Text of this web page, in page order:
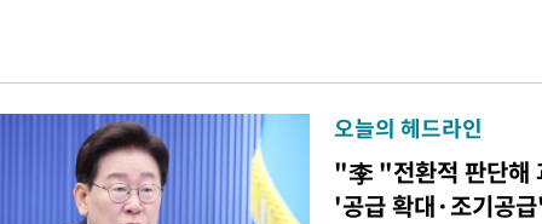
오늘의 헤드라인
"李 "전환적 판단해
'공급 확대·조기공